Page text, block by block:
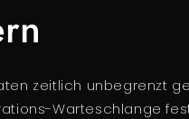
zeitlich unbegrenzt
Warteschlange